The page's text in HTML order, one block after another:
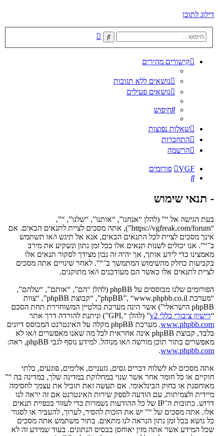
דילוג לתוכן
חיפוש
קישורים מהירים
נושאים ללא תגובות
נושאים פעילים
חיפוש
שאלות נפוצות
התחברות
הרשמה
VGF
פורומים
חיפוש
- תנאי שימוש
בעת הגישה אל “” (להלן “אנחנו”, “אותנו”, “שלנו”, “”,
“https://vgfreak.com/forum”), אתה מסכים לציית לתנאים הבאים. אם
אינך מסכים לציית לכל התנאים הבאים, אנא אל תיגש ו/או תשתמש
ב־“”. אנו יכולים לשנות תנאים אלו בכל זמן נתון ונשקיע את מירב
מאמצינו כדי לידע אותך, אך יהיה זה נבון מצידך לסקור תנאים אלו
בקביעות כחלק מהשימוש המתמשך ב־“”. לאחר שינויים אתה מסכים
לציית לתנאים אלו כאשר הם מעודכנים ו/או מתוקנים.
הפורומים שלנו מבוססים על phpBB (להלן “הם”, “אותם”, “שלהם”,
“מערכת phpBB”, “www.phpbb.co.il”, “קבוצת phpBB”, “צוות
phpBB הישראלי”) אשר הינה מערכת בולטיין המשוחררת תחת הסכם
“רישיון ציבורי כללי v2
” (להלן “GPL”) וניתנת להורדה דרך אתר
www.phpbb.com
. מערכת phpBB מקלה על האינטרנט המבוסס דיונים
בלבד, קבוצת phpBB אינה אחראית לכל מה שאנו מאפשרים ו/או לא
מאפשרים בתור תוכן מורשה ו/או מנוהל. למידע נוסף לגבי phpBB, ראה:
www.phpbb.com
.
אתה מסכים לא לשלוח דברים גסים, גזעניים, אלימים, פוגעים, בלתי
חוקיים או כל חומר אחר אשר שנוי במחלוקת במדינה שלך, במדינה בה “”
מאוחסנת או בחוק הבינלאומי. אם תעשה זאת תוביל את עצמך לחסימה
מיידית ולצמיתות, עם הודעה לספק שירות האינטרנט אם זה יראה לנו
דרוש. כתובות ה־IP של כל ההודעות נשמרות כדי לעזור בכפיית תנאים
אלו. אתה מסכים של “” יש את הזכות להסיר, לערוך, להעביר או לסגור
כל נושא בכל זמן נתון הנראה לנו מתאים. בתור משתמש אתה מסכים
שכל המידע אשר אתה מזין יאוחסן בבסיס הנתונים. בעוד שמידע זה לא